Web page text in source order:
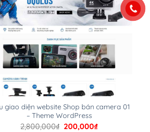
giao diện website Shop bán camera 01
– Theme WordPress
2,800,000₫ Giá
200,000₫Giá